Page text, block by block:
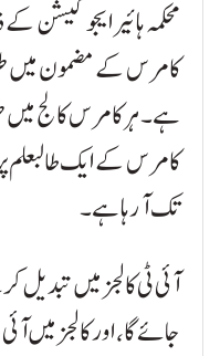
محکمہ ہائیر ایجوکیشن
کامرس کے مضمون میں
ہے۔ ہر کامرس کالج میں
تک آ رہا ہے۔
آئی ٹی کالجز میں تبدیل
جائے گا، اور کالجز میں